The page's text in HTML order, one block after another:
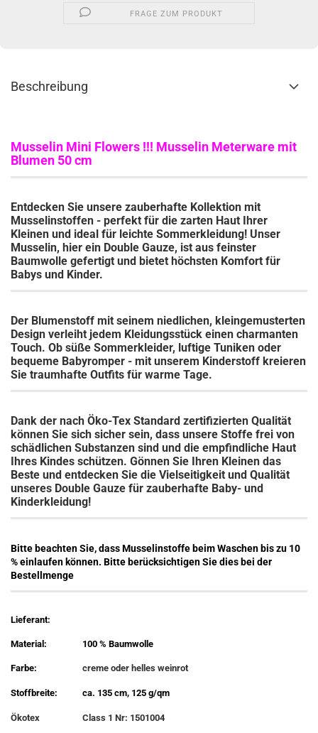
FRAGE ZUM PRODUKT
Beschreibung
Musselin Mini Flowers !!! Musselin Meterware mit
Blumen 50 cm
Entdecken Sie unsere zauberhafte Kollektion mit
Musselinstoffen - perfekt für die zarten Haut Ihrer
Kleinen und ideal für leichte Sommerkleidung! Unser
Musselin, hier ein Double Gauze, ist aus feinster
Baumwolle gefertigt und bietet höchsten Komfort für
Babys und Kinder.
Der Blumenstoff mit seinem niedlichen, kleingemusterten
Design verleiht jedem Kleidungsstück einen charmanten
Touch. Ob süße Sommerkleider, luftige Tuniken oder
bequeme Babyromper - mit unserem Kinderstoff kreieren
Sie traumhafte Outfits für warme Tage.
Dank der nach Öko-Tex Standard zertifizierten Qualität
können Sie sich sicher sein, dass unsere Stoffe frei von
schädlichen Substanzen sind und die empfindliche Haut
Ihres Kindes schützen. Gönnen Sie Ihren Kleinen das
Beste und entdecken Sie die Vielseitigkeit und Qualität
unseres Double Gauze für zauberhafte Baby- und
Kinderkleidung!
Bitte beachten Sie, dass Musselinstoffe beim Waschen bis zu 10
% einlaufen können. Bitte berücksichtigen Sie dies bei der
Bestellmenge
Lieferant:
Material: 100 % Baumwolle
Farbe: creme oder helles weinrot
Stoffbreite: ca. 135 cm, 125 g/qm
Ökotex Class 1 Nr: 1501004